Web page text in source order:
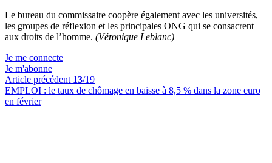
Le bureau du commissaire coopère également avec les universités,
les groupes de réflexion et les principales ONG qui se consacrent
aux droits de l’homme. (Véronique Leblanc)
Je me connecte
Je m'abonne
Article précédent 13/19
EMPLOI : le taux de chômage en baisse à 8,5 % dans la zone euro
en février